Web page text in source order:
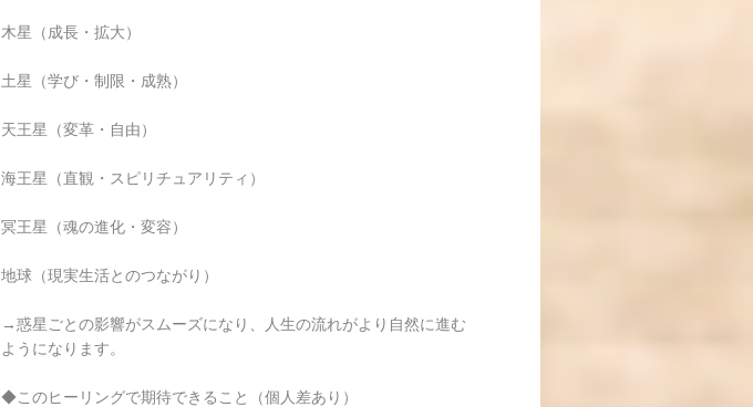
木星（成長・拡大）
土星（学び・制限・成熟）
天王星（変革・自由）
海王星（直観・スピリチュアリティ）
冥王星（魂の進化・変容）
地球（現実生活とのつながり）
→惑星ごとの影響がスムーズになり、人生の流れがより自然に進む
ようになります。
◆このヒーリングで期待できること（個人差あり）